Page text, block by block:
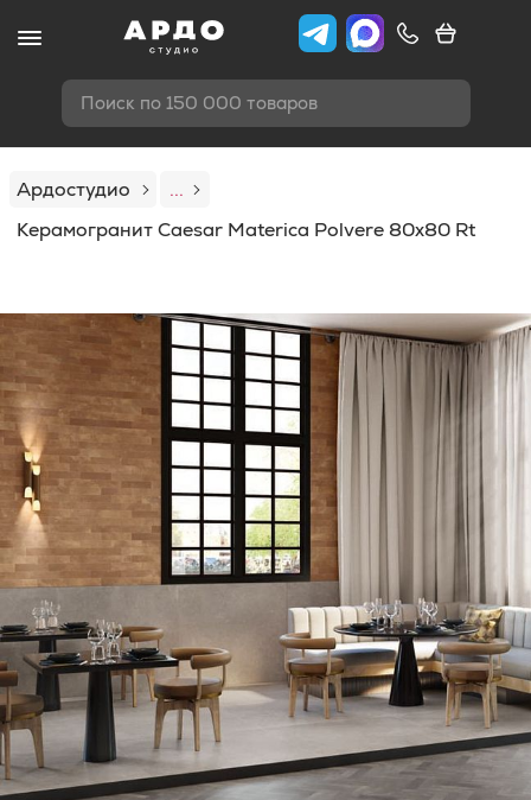
Поиск по 150 000 товаров
Ардостудио
...
Керамогранит Caesar Materica Polvere 80x80 Rt